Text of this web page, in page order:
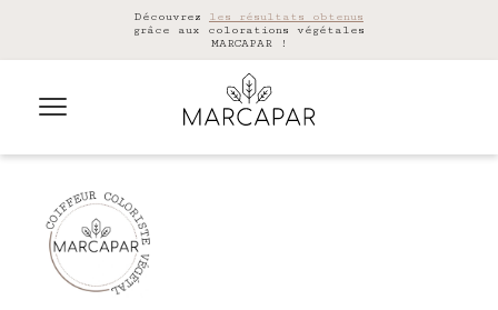
Découvrez les résultats obtenus
grâce aux colorations végétales
MARCAPAR !